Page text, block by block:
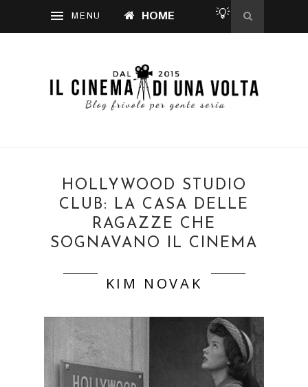
HOME 💡
HOLLYWOOD STUDIO
CLUB: LA CASA DELLE
RAGAZZE CHE
SOGNAVANO IL CINEMA
KIM NOVAK